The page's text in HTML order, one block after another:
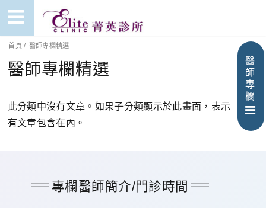
醫
師
專
欄
首頁 / 醫師專欄精選
醫師專欄精選
此分類中沒有文章。如果子分類顯示於此畫面，表示
有文章包含在內。
專欄醫師簡介/門診時間